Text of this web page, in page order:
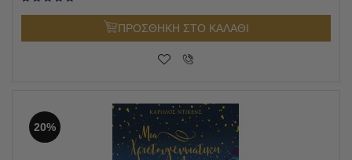
ΠΡΟΣΘΗΚΗ ΣΤΟ ΚΑΛΑΘΙ
20%